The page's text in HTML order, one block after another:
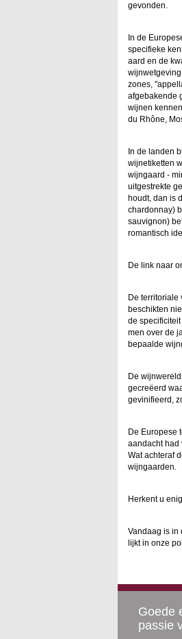
gevonden.
In de
specifieke
aard en de
zones,
afgebakende
wijnen
du Rhône,
In de landen
wijnetiketten
wijngaard -
uitgestrekte
houdt, dan is
chardonnay)
sauvignon)
romantisch
De link naar
De
beschikten
de
men over de
bepaalde
De
gecreëerd
gevinifieerd,
De Europese
aandacht had
Wat achteraf
wijngaarden.
Herkent u
Vandaag is in
lijkt in onze
Goede
passie